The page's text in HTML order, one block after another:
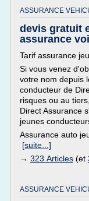
ASSURANCE
devis gratuit
assurance
Tarif assurance
Si vous venez
votre nom depuis
conducteur de
risques ou au
Direct Assurance
jeunes
Assurance auto
[suite...]
→ 323 Articles (et
ASSURANCE